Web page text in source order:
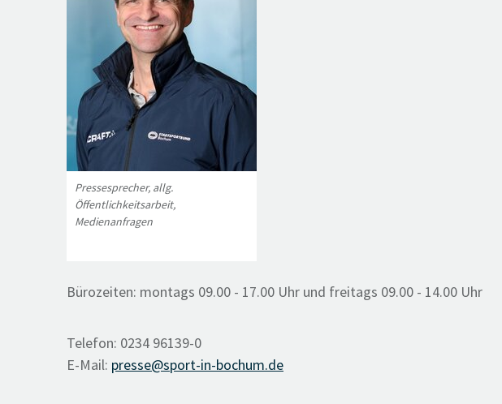
Pressesprecher, allg.
Öffentlichkeitsarbeit,
Medienanfragen
Bürozeiten: montags 09.00 - 17.00 Uhr und freitags 09.00 - 14.00 Uhr
Telefon: 0234 96139-0
E-Mail: presse@sport-in-bochum.de